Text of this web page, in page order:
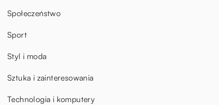
Społeczeństwo
Sport
Styl i moda
Sztuka i zainteresowania
Technologia i komputery